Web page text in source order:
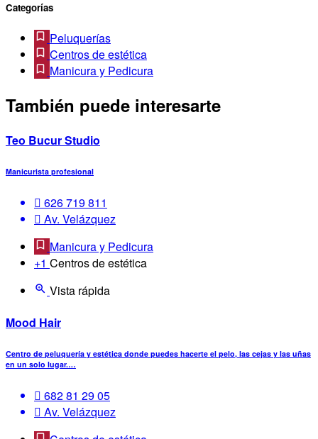
Categorías
Peluquerías
Centros de estética
Manicura y Pedicura
También puede interesarte
Teo Bucur Studio
Manicurista profesional
626 719 811
Av. Velázquez
Manicura y Pedicura
+1 Centros de estética
Vista rápida
Mood Hair
Centro de peluquería y estética donde puedes hacerte el pelo, las cejas y las uñas
en un solo lugar.…
682 81 29 05
Av. Velázquez